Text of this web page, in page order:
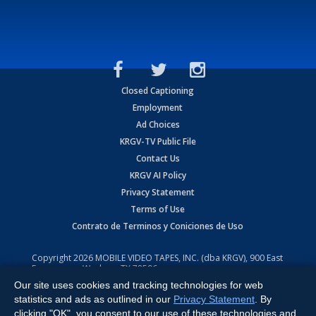
Closed Captioning
Employment
Ad Choices
KRGV-TV Public File
Contact Us
KRGV AI Policy
Privacy Statement
Terms of Use
Contrato de Terminos y Coniciones de Uso
Copyright2026 MOBILE VIDEO TAPES, INC. (dba KRGV), 900 East
Expressway, Weslaco, TX 78596.
All Rights Reserved. Powered by:Ruby Shore Software
Our site uses cookies and tracking technologies for web
statistics and ads as outlined in our Privacy Statement . By
clicking "OK", you consent to our use of these technologies and